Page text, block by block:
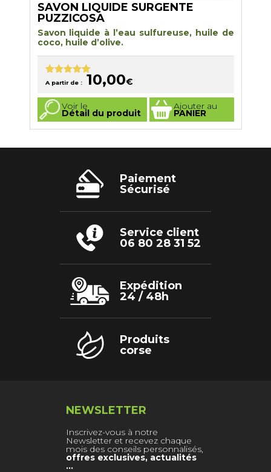
SAVON LIQUIDE SURGENTE
PUZZICOSA
Savon liquide à l’eau sulfureuse, huile de
coco, huile d’olive.
Note5.00
A partir de : 10,00€
Voir le
Détail du produit
Ajouter au
PANIER
Ce
produit
a
plusieurs
Paiement
Sécurisé
Service client
06 80 28 31 52
Expédition
24 / 48h
Produits
corse
NEWSLETTER
Inscrivez-vous à notre
Newsletter et recevez chaque
mois des conseils personnalisés,
offres exclusives, actualités
…